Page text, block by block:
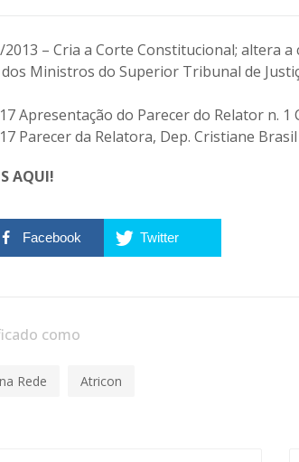
2013 – Cria a Corte Constitucional; altera
Ministros do Superior Tribunal de
Apresentação do Parecer do Relator n. 1
Parecer da Relatora, Dep. Cristiane Brasil
AQUI!
Facebook Twitter
como
Rede Atricon